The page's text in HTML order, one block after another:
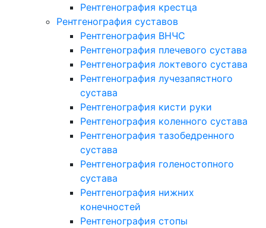
Рентгенография крестца
Рентгенография суставов
Рентгенография ВНЧС
Рентгенография плечевого сустава
Рентгенография локтевого сустава
Рентгенография лучезапястного
сустава
Рентгенография кисти руки
Рентгенография коленного сустава
Рентгенография тазобедренного
сустава
Рентгенография голеностопного
сустава
Рентгенография нижних
конечностей
Рентгенография стопы